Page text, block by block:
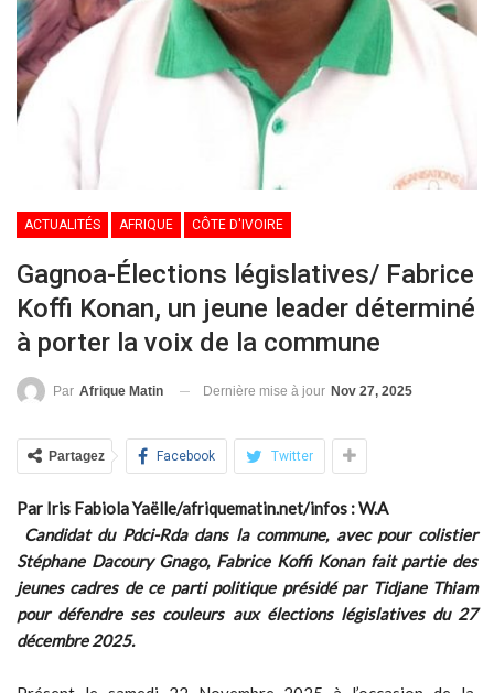
ACTUALITÉS AFRIQUE CÔTE D'IVOIRE
Gagnoa-Élections législatives/ Fabrice
Koffi Konan, un jeune leader déterminé
à porter la voix de la commune
Par Afrique Matin Dernière mise à jour Nov 27, 2025
Partagez Facebook Twitter
Par Iris Fabiola Yaëlle/afriquematin.net/infos : W.A
Candidat du Pdci-Rda dans la commune, avec pour colistier
Stéphane Dacoury Gnago, Fabrice Koffi Konan fait partie des
jeunes cadres de ce parti politique présidé par Tidjane Thiam
pour défendre ses couleurs aux élections législatives du 27
décembre 2025.